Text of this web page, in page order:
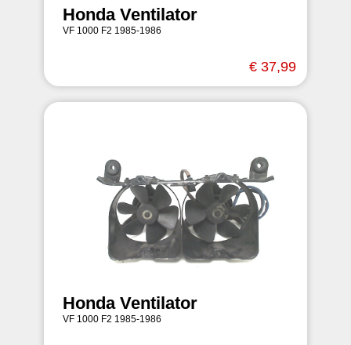
Honda Ventilator
VF 1000 F2 1985-1986
€ 37,99
Honda Ventilator
VF 1000 F2 1985-1986